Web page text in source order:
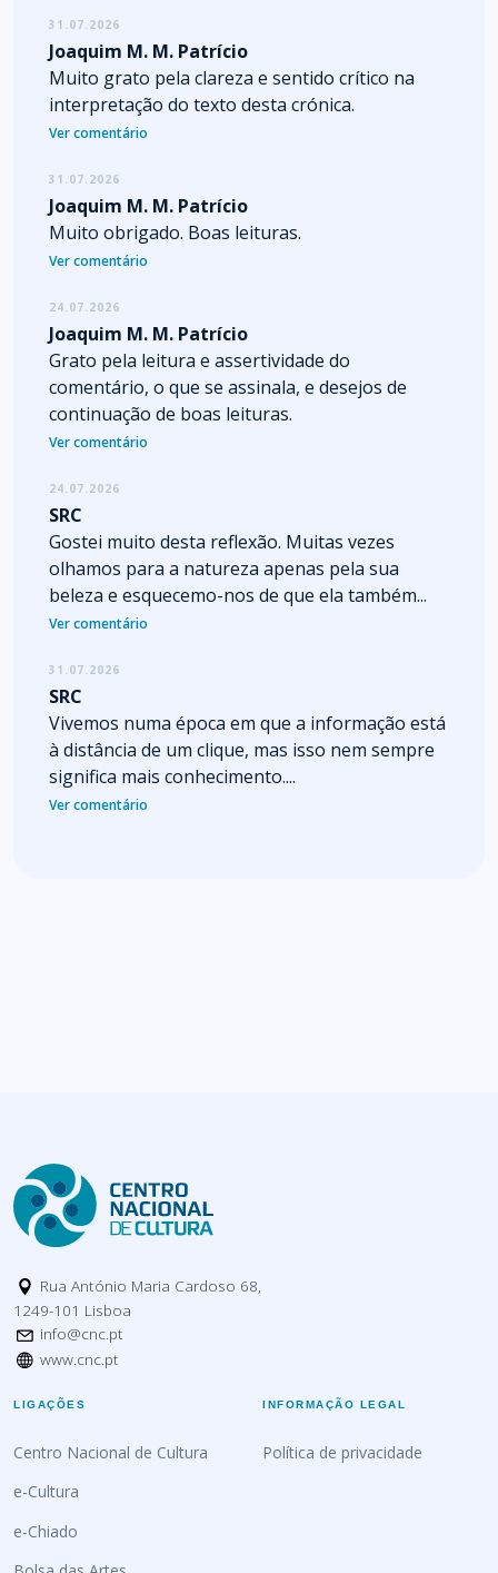
31.07.2026
Joaquim M. M. Patrício
Muito grato pela clareza e sentido crítico na
interpretação do texto desta crónica.
Ver comentário
31.07.2026
Joaquim M. M. Patrício
Muito obrigado. Boas leituras.
Ver comentário
24.07.2026
Joaquim M. M. Patrício
Grato pela leitura e assertividade do
comentário, o que se assinala, e desejos de
continuação de boas leituras.
Ver comentário
24.07.2026
SRC
Gostei muito desta reflexão. Muitas vezes
olhamos para a natureza apenas pela sua
beleza e esquecemo-nos de que ela também...
Ver comentário
31.07.2026
SRC
Vivemos numa época em que a informação está
à distância de um clique, mas isso nem sempre
significa mais conhecimento....
Ver comentário
Rua António Maria Cardoso 68,
1249-101 Lisboa
info@cnc.pt
www.cnc.pt
LIGAÇÕES
Centro Nacional de Cultura
e-Cultura
e-Chiado
INFORMAÇÃO LEGAL
Política de privacidade